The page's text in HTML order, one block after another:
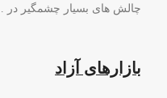
چالش های بسیار چشمگیر در
بازارهای آزاد